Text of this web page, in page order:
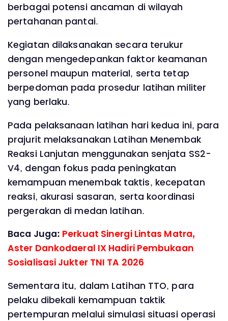
berbagai potensi ancaman di wilayah
pertahanan pantai.
Kegiatan dilaksanakan secara terukur
dengan mengedepankan faktor keamanan
personel maupun material, serta tetap
berpedoman pada prosedur latihan militer
yang berlaku.
Pada pelaksanaan latihan hari kedua ini, para
prajurit melaksanakan Latihan Menembak
Reaksi Lanjutan menggunakan senjata SS2-
V4, dengan fokus pada peningkatan
kemampuan menembak taktis, kecepatan
reaksi, akurasi sasaran, serta koordinasi
pergerakan di medan latihan.
Baca Juga: Perkuat Sinergi Lintas Matra,
Aster Dankodaeral IX Hadiri Pembukaan
Sosialisasi Jukter TNI TA 2026
Sementara itu, dalam Latihan TTO, para
pelaku dibekali kemampuan taktik
pertempuran melalui simulasi situasi operasi